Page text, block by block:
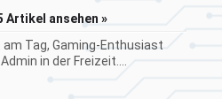
Artikel ansehen »
Tag, Gaming-Enthusiast
in der Freizeit....